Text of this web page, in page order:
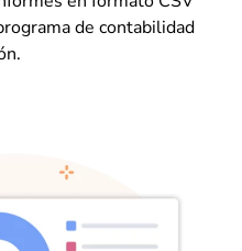
de contabilidad